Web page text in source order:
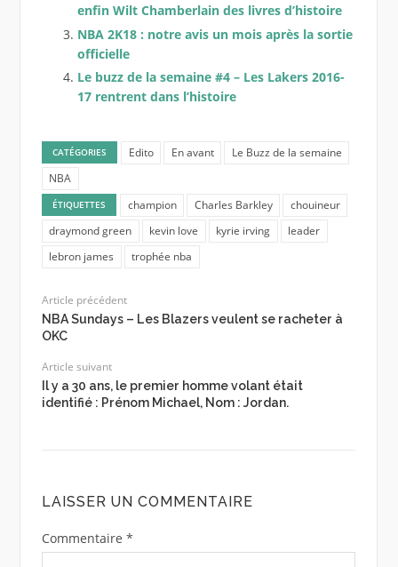
enfin Wilt Chamberlain des livres d’histoire
NBA 2K18 : notre avis un mois après la sortie
officielle
Le buzz de la semaine #4 – Les Lakers 2016-
17 rentrent dans l’histoire
CATÉGORIES Edito En avant
Le Buzz de la semaine
NBA
ÉTIQUETTES champion Charles Barkley
chouineur
draymond green
kevin love kyrie irving
leader
lebron james
trophée nba
Article précédent
NBA Sundays – Les Blazers veulent se racheter à
OKC
Article suivant
Il y a 30 ans, le premier homme volant était
identifié : Prénom Michael, Nom : Jordan.
LAISSER UN COMMENTAIRE
Commentaire *